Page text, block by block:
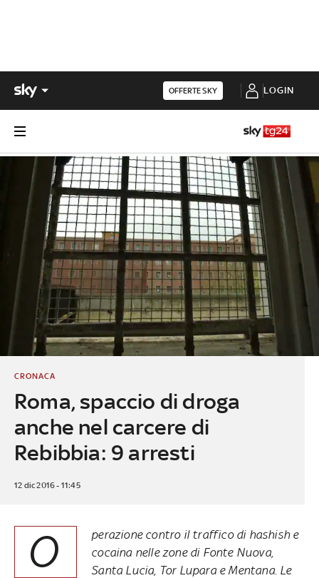
OFFERTE SKY LOGIN
Roma, spaccio di droga
anche nel carcere di
Rebibbia: 9 arresti
CRONACA
12 dic 2016 - 11:45
O
perazione contro il traffico di hashish e
cocaina nelle zone di Fonte Nuova,
Santa Lucia, Tor Lupara e Mentana. Le